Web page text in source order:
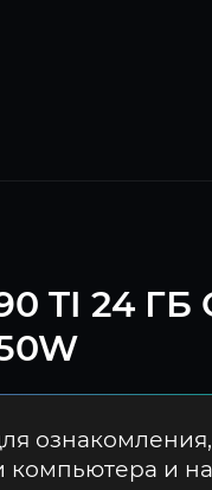
TI 24 ГБ
компьютера и